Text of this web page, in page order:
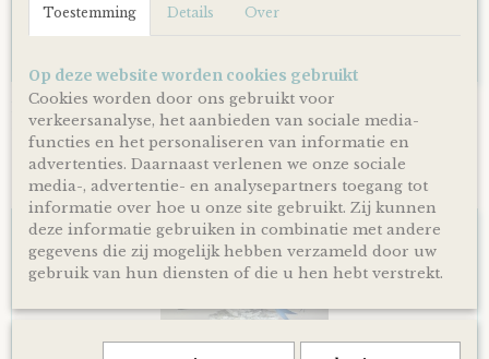
Luiertaart Basic 64 Beige
€ 39,95
Toestemming Details Over
Op deze website worden cookies gebruikt
Cookies worden door ons gebruikt voor
verkeersanalyse, het aanbieden van sociale media-
functies en het personaliseren van informatie en
advertenties. Daarnaast verlenen we onze sociale
media-, advertentie- en analysepartners toegang tot
informatie over hoe u onze site gebruikt. Zij kunnen
deze informatie gebruiken in combinatie met andere
gegevens die zij mogelijk hebben verzameld door uw
gebruik van hun diensten of die u hen hebt verstrekt.